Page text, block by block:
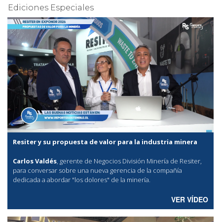
Ediciones Especiales
Resiter y su propuesta de valor para la industria minera
Carlos Valdés, gerente de Negocios División Minería de Resiter,
para conversar sobre una nueva gerencia de la compañía
dedicada a abordar "los dolores" de la minería.
VER VÍDEO